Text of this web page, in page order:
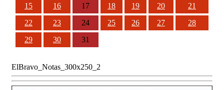
15
16 17 18 19 20
21
22
23 24 25 26 27
28
29
30 31
ElBravo_Notas_300x250_2